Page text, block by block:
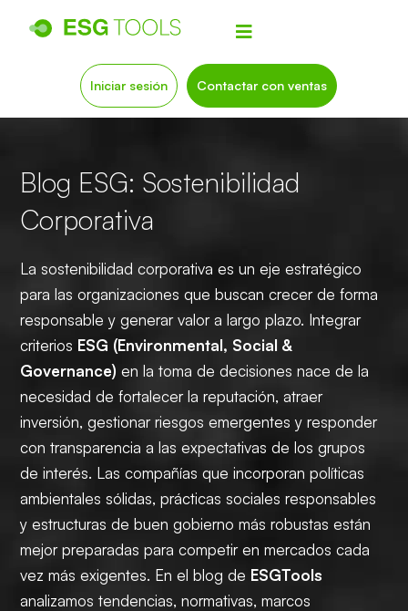
Iniciar sesión Contactar con ventas
Blog ESG: Sostenibilidad
Corporativa
La sostenibilidad corporativa es un eje estratégico
para las organizaciones que buscan crecer de forma
responsable y generar valor a largo plazo. Integrar
criterios ESG (Environmental, Social &
Governance) en la toma de decisiones nace de la
necesidad de fortalecer la reputación, atraer
inversión, gestionar riesgos emergentes y responder
con transparencia a las expectativas de los grupos
de interés. Las compañías que incorporan políticas
ambientales sólidas, prácticas sociales responsables
y estructuras de buen gobierno más robustas están
mejor preparadas para competir en mercados cada
vez más exigentes. En el blog de ESGTools
analizamos tendencias, normativas, marcos